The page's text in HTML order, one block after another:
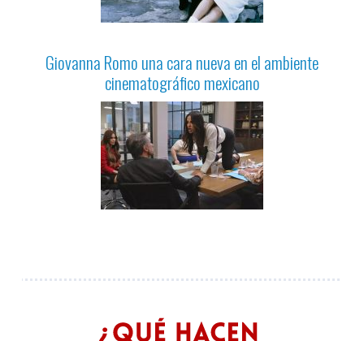
Giovanna Romo una cara nueva en el ambiente
cinematográfico mexicano